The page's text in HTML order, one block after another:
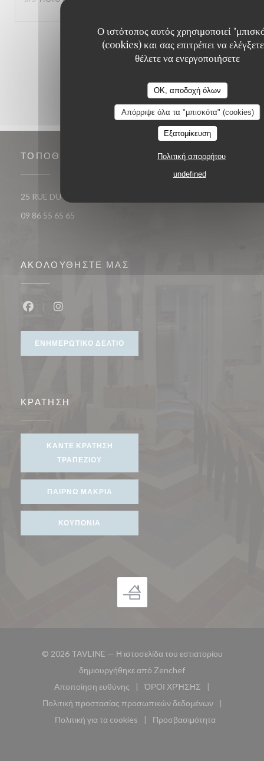
Ο ιστότοπος αυτός χρησιμοποιεί
(cookies) και σας επιτρέπει να ελέγξετε
θέλετε να ενεργοποιήσετε
OK, αποδοχή όλων
Απόρριψε όλα τα "μπισκότα" (cookies)
Εξατομίκευση
Πολιτική απορρήτου
undefined
1 2 3
ΤΟΠΟΘΕΣΊΑ
25 RUE DU ROI DE SICILE 75004 PARIS
09 86 55 65 65
ΑΚΟΛΟΥΘΉΣΤΕ ΜΑΣ
ΕΝΗΜΕΡΩΤΙΚΌ ΔΕΛΤΊΟ
ΚΡΆΤΗΣΗ
ΚΆΝΤΕ ΚΡΆΤΗΣΗ
ΤΡΑΠΕΖΙΟΎ
ΠΑΊΡΝΩ ΜΑΚΡΙΆ
ΚΟΥΠΌΝΙΑ
© 2026 TAVLINE — Η ιστοσελίδα του εστιατορίου
δημιουργήθηκε από Zenchef((ανοίγει σε νέο
Αποποίηση ευθύνης
((ανοίγει σε νέο παράθυρο))
ΌΡΟΙ ΧΡΉΣΗΣ
((ανοίγει σε νέο
Πολιτική προστασίας προσωπικών δεδομένων
((ανοίγει σε νέο παράθυρο))
Πολιτική για τα cookies
((ανοίγει σε νέο παράθυρο))
Προσβασιμότητα
((ανοίγει σε νέο